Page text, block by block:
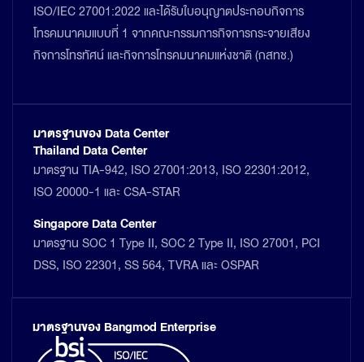
ISO/IEC 27001:2022 และได้รับใบอนุญาตประกอบกิจการ
โทรคมนาคมแบบที่ 1 จากคณะกรรมการกิจการกระจายเสียง
กิจการโทรทัศน์ และกิจการโทรคมนาคมแห่งชาติ (กสทช.)
มาตรฐานของ Data Center
Thailand Data Center
มาตรฐาน TIA-942, ISO 27001:2013, ISO 22301:2012,
ISO 20000-1 และ CSA-STAR
Singapore Data Center
มาตรฐาน SOC 1 Type II, SOC 2 Type II, ISO 27001, PCI
DSS, ISO 22301, SS 564, TVRA และ OSPAR
มาตรฐานของ Bangmod Enterprise